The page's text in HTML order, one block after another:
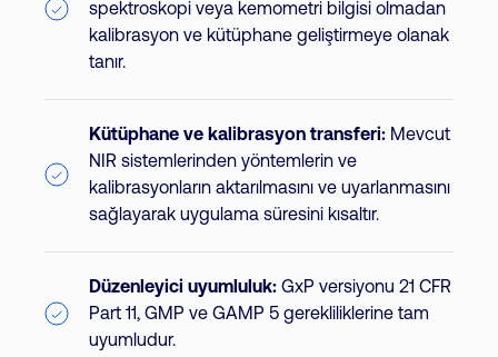
spektroskopi veya kemometri bilgisi olmadan
kalibrasyon ve kütüphane geliştirmeye olanak
tanır.
Kütüphane ve kalibrasyon transferi: Mevcut
NIR sistemlerinden yöntemlerin ve
kalibrasyonların aktarılmasını ve uyarlanmasını
sağlayarak uygulama süresini kısaltır.
Düzenleyici uyumluluk: GxP versiyonu 21 CFR
Part 11, GMP ve GAMP 5 gerekliliklerine tam
uyumludur.